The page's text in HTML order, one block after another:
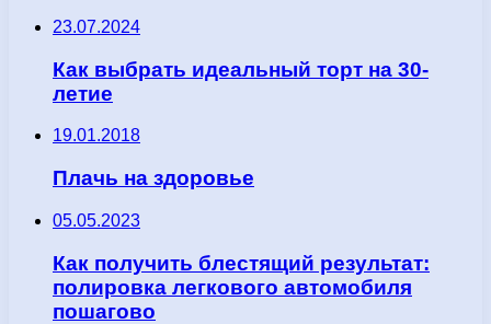
23.07.2024
Как выбрать идеальный торт на 30-
летие
19.01.2018
Плачь на здоровье
05.05.2023
Как получить блестящий результат:
полировка легкового автомобиля
пошагово